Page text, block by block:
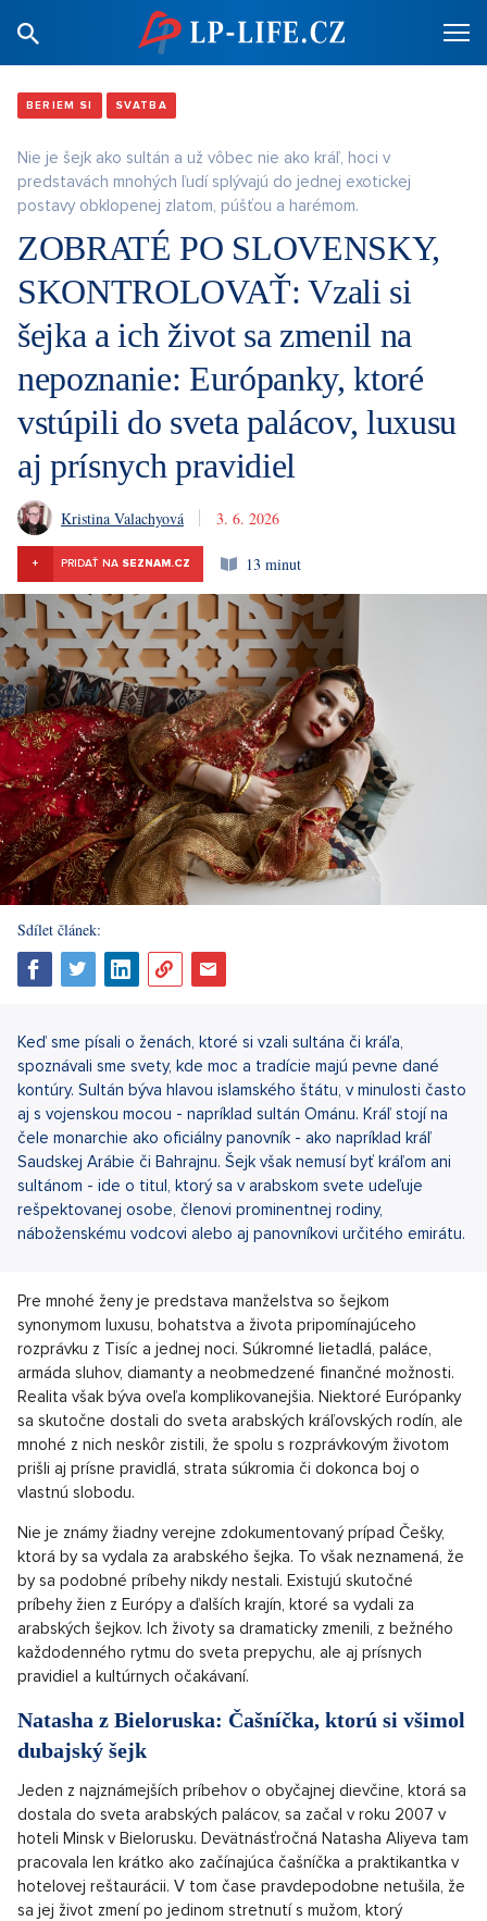
BERIEM SI SVATBA
Nie je šejk ako sultán a už vôbec nie ako kráľ, hoci v
predstavách mnohých ľudí splývajú do jednej exotickej
postavy obklopenej zlatom, púšťou a harémom.
ZOBRATÉ PO SLOVENSKY,
SKONTROLOVAŤ: Vzali si
šejka a ich život sa zmenil na
nepoznanie: Európanky, ktoré
vstúpili do sveta palácov, luxusu
aj prísnych pravidiel
Kristina Valachyová 3. 6. 2026
+ PRIDAŤ NA SEZNAM.CZ 13 minut
Sdílet článek:
Keď sme písali o ženách, ktoré si vzali sultána či kráľa,
spoznávali sme svety, kde moc a tradície majú pevne dané
kontúry. Sultán býva hlavou islamského štátu, v minulosti často
aj s vojenskou mocou - napríklad sultán Ománu. Kráľ stojí na
čele monarchie ako oficiálny panovník - ako napríklad kráľ
Saudskej Arábie či Bahrajnu. Šejk však nemusí byť kráľom ani
sultánom - ide o titul, ktorý sa v arabskom svete udeľuje
rešpektovanej osobe, členovi prominentnej rodiny,
náboženskému vodcovi alebo aj panovníkovi určitého emirátu.
Pre mnohé ženy je predstava manželstva so šejkom
synonymom luxusu, bohatstva a života pripomínajúceho
rozprávku z Tisíc a jednej noci. Súkromné lietadlá, paláce,
armáda sluhov, diamanty a neobmedzené finančné možnosti.
Realita však býva oveľa komplikovanejšia. Niektoré Európanky
sa skutočne dostali do sveta arabských kráľovských rodín, ale
mnohé z nich neskôr zistili, že spolu s rozprávkovým životom
prišli aj prísne pravidlá, strata súkromia či dokonca boj o
vlastnú slobodu.
Nie je známy žiadny verejne zdokumentovaný prípad Češky,
ktorá by sa vydala za arabského šejka. To však neznamená, že
by sa podobné príbehy nikdy nestali. Existujú skutočné
príbehy žien z Európy a ďalších krajín, ktoré sa vydali za
arabských šejkov. Ich životy sa dramaticky zmenili, z bežného
každodenného rytmu do sveta prepychu, ale aj prísnych
pravidiel a kultúrnych očakávaní.
Natasha z Bieloruska: Čašníčka, ktorú si všimol
dubajský šejk
Jeden z najznámejších príbehov o obyčajnej dievčine, ktorá sa
dostala do sveta arabských palácov, sa začal v roku 2007 v
hoteli Minsk v Bielorusku. Devätnásťročná Natasha Aliyeva tam
pracovala len krátko ako začínajúca čašníčka a praktikantka v
hotelovej reštaurácii. V tom čase pravdepodobne netušila, že
sa jej život zmení po jedinom stretnutí s mužom, ktorý